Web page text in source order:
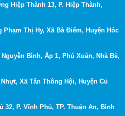
Hiệp Thành 13, P. Hiệp Thành,
Phạm Thị Hy, Xã Bà Điểm, Huyện Hóc
Nguyễn Bình, Ấp 1, Phú Xuân, Nhà Bè,
Xã Tân Thông Hội, Huyện Củ
32, P. Vĩnh Phú, TP. Thuận An, Bình